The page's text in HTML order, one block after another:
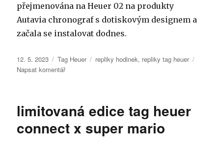
přejmenována na Heuer 02 na produkty
Autavia chronograf s dotiskovým designem a
začala se instalovat dodnes.
Publikováno:
12. 5. 2023 Rubriky:
Tag Heuer Štítky:
repliky hodinek, repliky tag heuer
Napsat komentářpro
Limitovaná
TAG
limitovaná edice tag heuer
connect x super mario